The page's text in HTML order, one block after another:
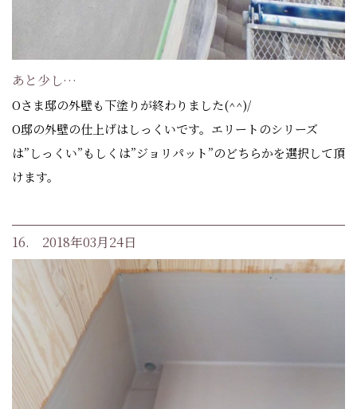
あと少し…
Oさま邸の外壁も下塗りが終わりました(^^)/
O邸の外壁の仕上げはしっくいです。エリートのシリーズ
は”しっくい”もしくは”ジョリパット”のどちらかを選択して頂
けます。
16. 2018年03月24日